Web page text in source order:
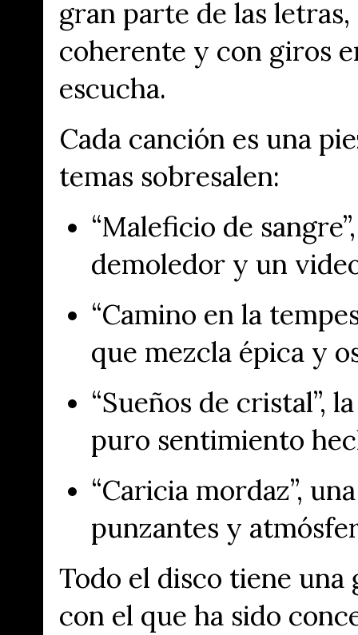
gran parte de las
coherente y con giros
escucha.
Cada canción es una
temas sobresalen:
“Maleficio de sangre”
demoledor y un
“Camino en la
que mezcla épica y
“Sueños de cristal”,
puro sentimiento
“Caricia mordaz”,
punzantes y
Todo el disco tiene
con el que ha sido